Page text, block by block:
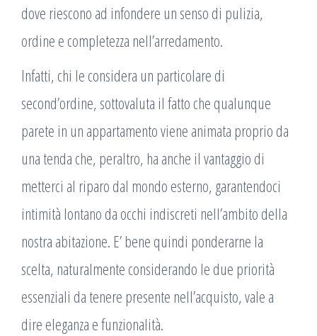
dove riescono ad infondere un senso di pulizia,
ordine e completezza nell’arredamento.
Infatti, chi le considera un particolare di
second’ordine, sottovaluta il fatto che qualunque
parete in un appartamento viene animata proprio da
una tenda che, peraltro, ha anche il vantaggio di
metterci al riparo dal mondo esterno, garantendoci
intimità lontano da occhi indiscreti nell’ambito della
nostra abitazione. E’ bene quindi ponderarne la
scelta, naturalmente considerando le due priorità
essenziali da tenere presente nell’acquisto, vale a
dire eleganza e funzionalità.